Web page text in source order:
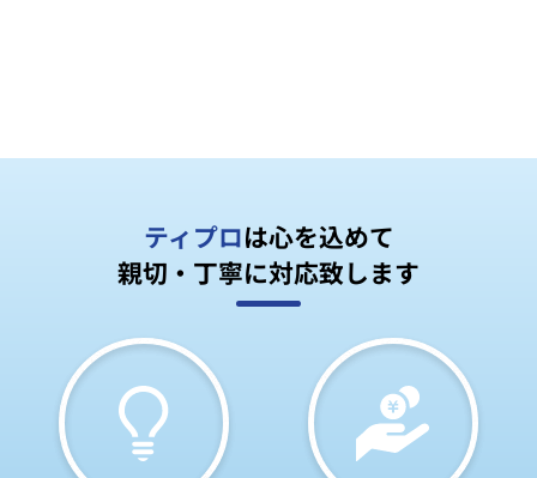
ティプロは心を込めて
親切・丁寧に対応致します